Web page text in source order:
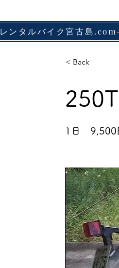
レンタルバイク宮古島.com
< Back
1日 9,500